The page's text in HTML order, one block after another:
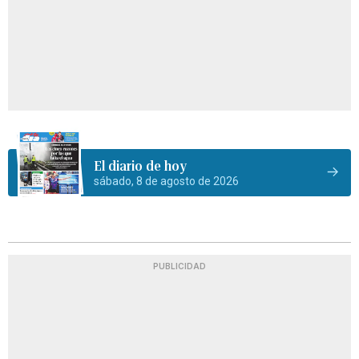
El diario de hoy
sábado, 8 de agosto de 2026
PUBLICIDAD